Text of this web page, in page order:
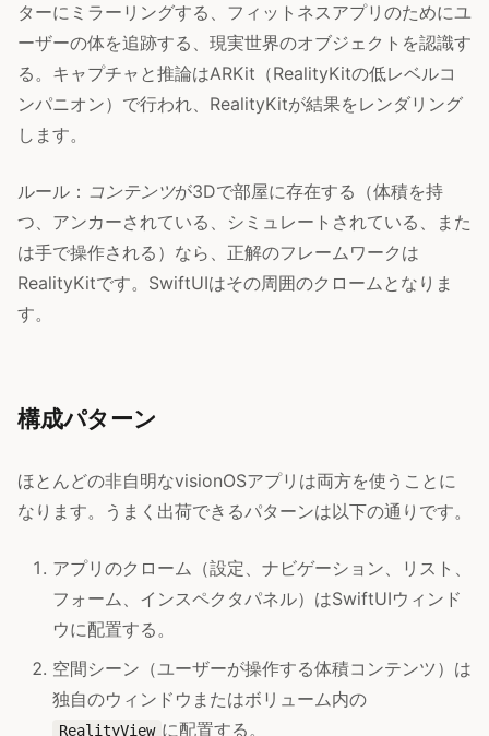
ターにミラーリングする、フィットネスアプリのためにユ
ーザーの体を追跡する、現実世界のオブジェクトを認識す
る。キャプチャと推論はARKit（RealityKitの低レベルコ
ンパニオン）で行われ、RealityKitが結果をレンダリング
します。
ルール： コンテンツが3Dで部屋に存在する（体積を持
つ、アンカーされている、シミュレートされている、また
は手で操作される）なら、正解のフレームワークは
RealityKitです。SwiftUIはその周囲のクロームとなりま
す。
構成パターン
ほとんどの非自明なvisionOSアプリは両方を使うことに
なります。うまく出荷できるパターンは以下の通りです。
アプリのクローム（設定、ナビゲーション、リスト、
フォーム、インスペクタパネル）はSwiftUIウィンド
ウに配置する。
空間シーン（ユーザーが操作する体積コンテンツ）は
独自のウィンドウまたはボリューム内の
RealityView に配置する。